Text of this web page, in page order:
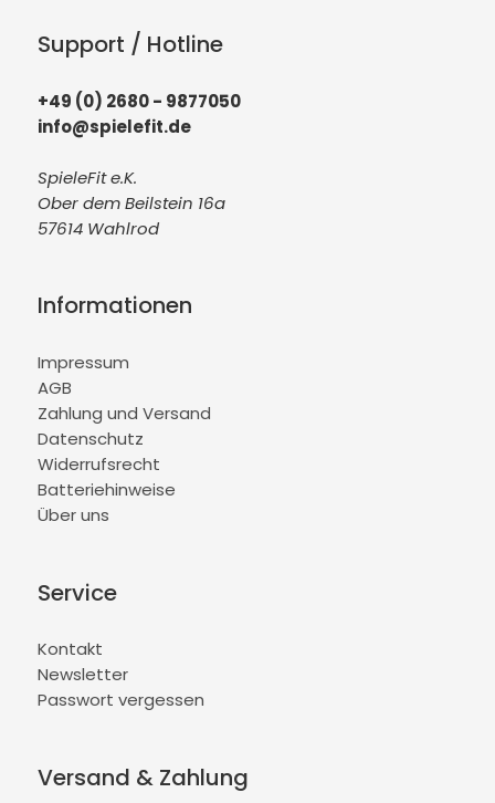
Support / Hotline
+49 (0) 2680 - 9877050
info@spielefit.de
SpieleFit e.K.
Ober dem Beilstein 16a
57614 Wahlrod
Informationen
Impressum
AGB
Zahlung und Versand
Datenschutz
Widerrufsrecht
Batteriehinweise
Über uns
Service
Kontakt
Newsletter
Passwort vergessen
Versand & Zahlung